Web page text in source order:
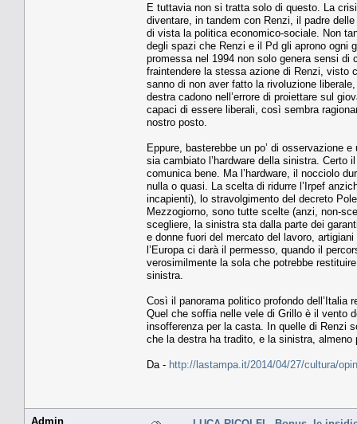
E tuttavia non si tratta solo di questo. La
diventare, in tandem con Renzi, il padre
di vista la politica economico-sociale. Non
degli spazi che Renzi e il Pd gli aprono ogni
promessa nel 1994 non solo genera sensi di
fraintendere la stessa azione di Renzi, visto
sanno di non aver fatto la rivoluzione
destra cadono nell’errore di proiettare sul
capaci di essere liberali, così sembra
nostro posto.
Eppure, basterebbe un po’ di osservazione
sia cambiato l’hardware della sinistra.
comunica bene. Ma l’hardware, il nocciolo
nulla o quasi. La scelta di ridurre l’Irpef
incapienti), lo stravolgimento del decreto
Mezzogiorno, sono tutte scelte (anzi, non-
scegliere, la sinistra sta dalla parte dei
e donne fuori del mercato del lavoro,
l’Europa ci darà il permesso, quando il
verosimilmente la sola che potrebbe
sinistra.
Così il panorama politico profondo dell’Italia
Quel che soffia nelle vele di Grillo è il vento
insofferenza per la casta. In quelle di Renzi
che la destra ha tradito, e la sinistra, almeno
Da - http://lastampa.it/2014/04/27/cultura/
Admin